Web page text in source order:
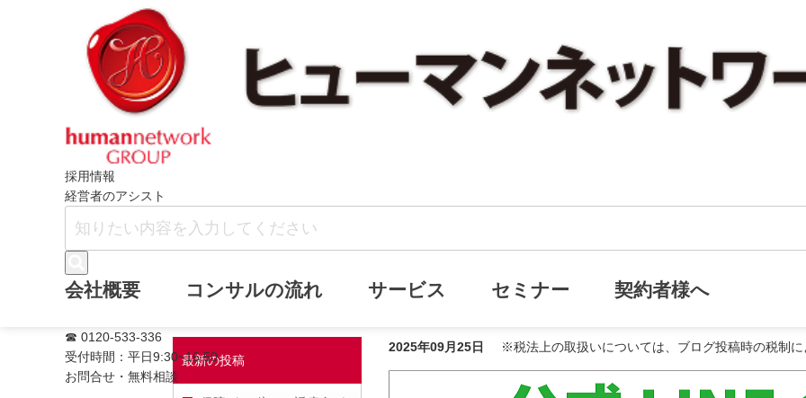
採用情報
経営者のアシスト
会社概要 コンサルの流れ サービス セミナー 契約者様へ
☎ 0120-533-336
受付時間：平日9:30~16:50
お問合せ・無料相談
最新の投稿
2025年09月25日 ※税法上の取扱いについては、ブログ投稿時の税制